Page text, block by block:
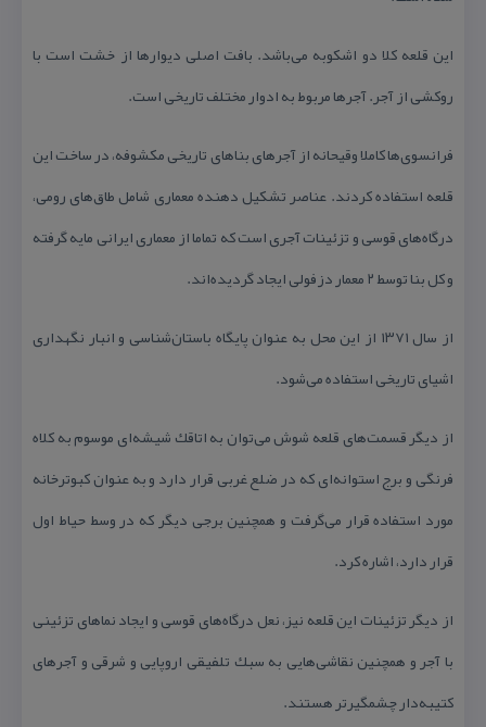
این قلعه كلا دو اشكوبه می‌باشد. بافت اصلی دیوارها از خشت است با
روكشی از آجر. آجرها مربوط به ادوار مختلف تاریخی است.
فرانسوی‌ها كاملا وقیحانه از آجرهای بناهای تاریخی مكشوفه، در ساخت این
قلعه استفاده كردند. عناصر تشكیل دهنده معماری شامل طاق‌های رومی،
درگاه‌های قوسی و تزئینات آجری است كه تماما از معماری ایرانی مایه گرفته
و كل بنا توسط ۲ معمار دزفولی ایجاد گردیده‌اند.
از سال ۱۳۷۱ از این محل به عنوان پایگاه باستان‌شناسی و انبار نگهداری
اشیای تاریخی استفاده می‌شود.
از دیگر قسمت‌های قلعه شوش می‌توان به اتاقك شیشه‌ای موسوم به كلاه
فرنگی و برج استوانه‌ای كه در ضلع غربی قرار دارد و به عنوان كبوترخانه
مورد استفاده قرار می‌گرفت و همچنین برجی دیگر كه در وسط حیاط اول
قرار دارد، اشاره كرد.
از دیگر تزئینات این قلعه نیز، نعل درگاه‌های قوسی و ایجاد نماهای تزئینی
با آجر و همچنین نقاشی‌هایی به سبك تلفیقی اروپایی و شرقی و آجرهای
كتیبه‌دار چشمگیرتر هستند.